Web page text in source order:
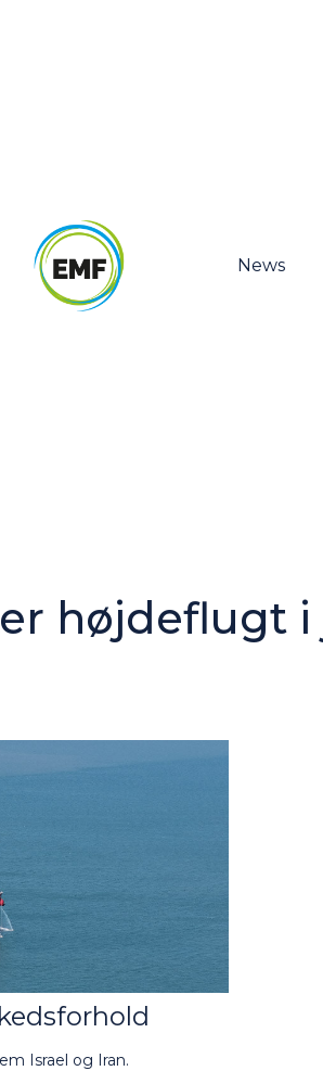
News
højdeflugt i
Israel og Iran.